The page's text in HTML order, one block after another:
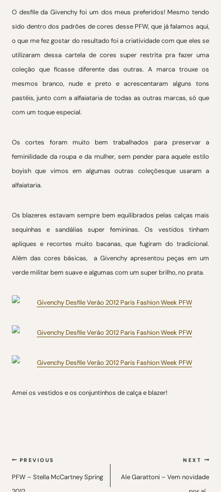
O desfile da Givenchy foi um dos meus preferidos! Mesmo tendo
sido dentro dos padrões de cores desse PFW, que já falamos aqui,
o que me fez gostar do resultado foi a criatividade com que eles se
utilizaram dessa cartela de cores super restrita pra fazer uma
coleção que ficasse diferente das outras. A marca trouxe os
mesmos branco, nude e preto e acrescentaram alguns tons
pastéis, junto com a alfaiataria de todas as outras marcas, só que
com um toque especial.
Os cortes foram muito bem trabalhados para preservar a
feminilidade da roupa e da mulher, sem pender para aquele estilo
boyish que vimos em algumas outras coleçõesque usaram a
alfaiataria.
Os blazeres estavam sempre bem equilibrados pelas calças mais
sequinhas e sandálias super femininas. Os vestidos tinham
apliques e recortes muito bacanas, que fugiram do tradicional.
Além das cores básicas, a Givenchy apresentou peças em um
verde militar bem suave e algumas com um super brilho, no prata.
Amei os vestidos e os conjuntinhos de calça e blazer!
Navegação
de
PREVIOUS
PFW – Stella McCartney Spring
NEXT
Ale Garattoni – Vem novidade